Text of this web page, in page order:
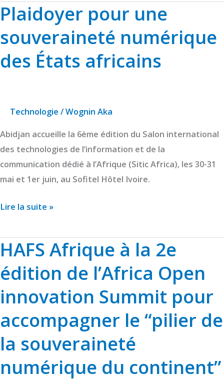
Plaidoyer pour une
souveraineté numérique
des États africains​​
Technologie /Wognin Aka
Abidjan accueille la 6ème édition du Salon international
des technologies de l’information et de la
communication dédié à l’Afrique (Sitic Africa), les 30-31
mai et 1er juin, au Sofitel Hôtel Ivoire.
Plaidoyer
pour
une
souveraineté
numérique
africains​​
Lire la suite »
HAFS Afrique à la 2e
édition de l’Africa Open
innovation Summit pour
accompagner le “pilier de
la souveraineté
numérique du continent”
HAFS
Afrique
à
la
2e
édition
de
l’Africa
Open